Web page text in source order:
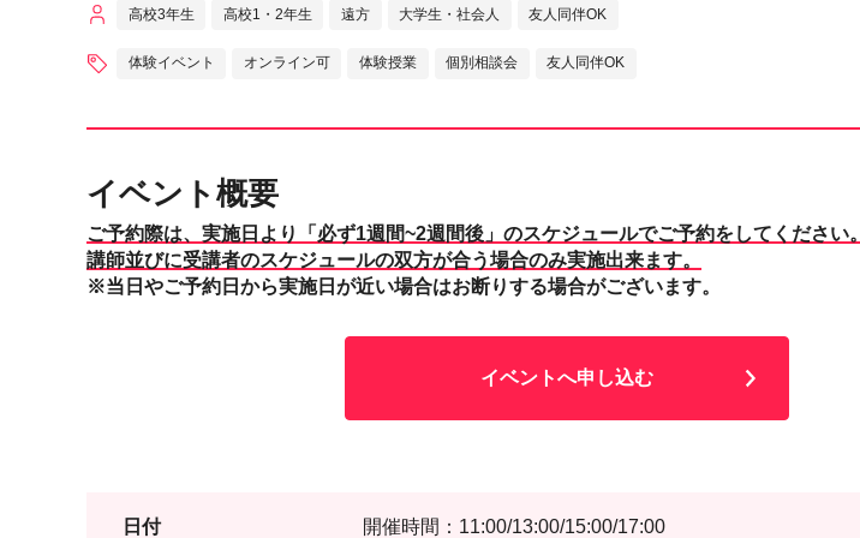
高校3年生 高校1・2年生 遠方 大学生・社会人 友人同伴OK
体験イベント オンライン可 体験授業 個別相談会 友人同伴OK
イベント概要
ご予約際は、実施日より「必ず1週間~2週間後」のスケジュールでご予約をしてください。
講師並びに受講者のスケジュールの双方が合う場合のみ実施出来ます。
※当日やご予約日から実施日が近い場合はお断りする場合がございます。
イベントへ申し込む
日付 開催時間：11:00/13:00/15:00/17:00